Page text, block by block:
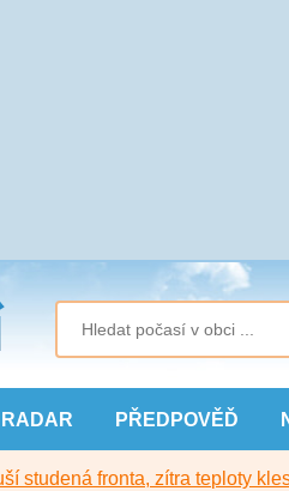
RADAR PŘEDPOVĚĎ
studená fronta, zítra teploty